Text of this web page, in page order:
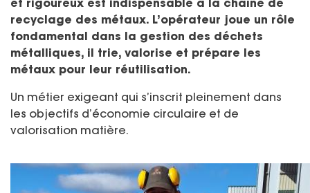
recyclage des métaux. L’opérateur joue un rôle
fondamental dans la gestion des déchets
métalliques, il trie, valorise et prépare les
métaux pour leur réutilisation.
Un métier exigeant qui s’inscrit pleinement dans
les objectifs d’économie circulaire et de
valorisation matière.